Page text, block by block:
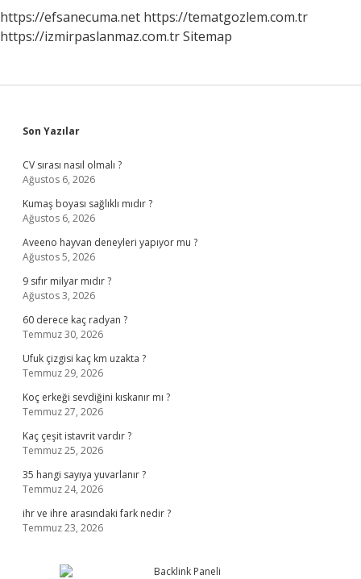
https://efsanecuma.net https://tematgozlem.com.tr
https://izmirpaslanmaz.com.trSitemap
Sidebar
Son Yazılar
CV sırası nasıl olmalı ?
Ağustos 6, 2026
Kumaş boyası sağlıklı mıdır ?
Ağustos 6, 2026
Aveeno hayvan deneyleri yapıyor mu ?
Ağustos 5, 2026
9 sıfır milyar mıdır ?
Ağustos 3, 2026
60 derece kaç radyan ?
Temmuz 30, 2026
Ufuk çizgisi kaç km uzakta ?
Temmuz 29, 2026
Koç erkeği sevdiğini kıskanır mı ?
Temmuz 27, 2026
Kaç çeşit istavrit vardır ?
Temmuz 25, 2026
35 hangi sayıya yuvarlanır ?
Temmuz 24, 2026
ihr ve ihre arasındaki fark nedir ?
Temmuz 23, 2026